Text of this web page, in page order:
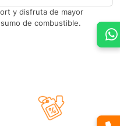
y disfruta de mayor
de combustible.